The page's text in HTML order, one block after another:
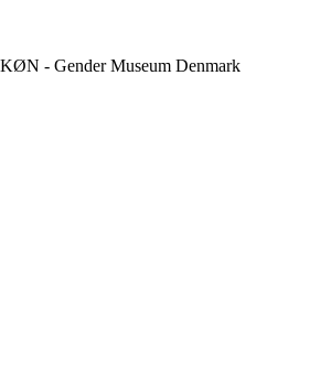
- Gender Museum Denmark